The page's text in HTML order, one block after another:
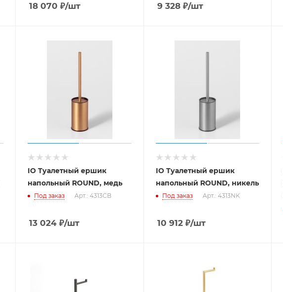
18 070 ₽/шт 9 328₽/шт
IO Туалетный ершик
напольный ROUND, медь
Под заказ Арт.: 4313CB
13 024₽/шт
IO Туалетный ершик
напольный ROUND, никель
Под заказ Арт.: 4313NK
10 912₽/шт